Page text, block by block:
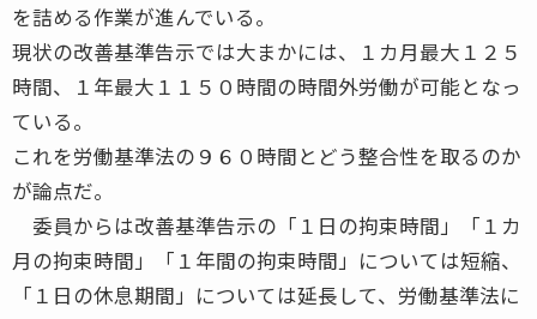
を詰める作業が進んでいる。
現状の改善基準告示では大まかには、１カ月最大１２５
時間、１年最大１１５０時間の時間外労働が可能となっ
ている。
これを労働基準法の９６０時間とどう整合性を取るのか
が論点だ。
委員からは改善基準告示の「１日の拘束時間」「１カ
月の拘束時間」「１年間の拘束時間」については短縮、
「１日の休息期間」については延長して、労働基準法に